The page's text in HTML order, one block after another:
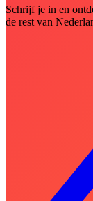
Schrijf je in en
de rest van